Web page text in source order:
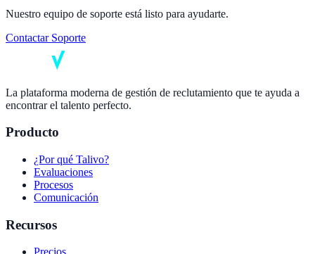
Nuestro equipo de soporte está listo para ayudarte.
Contactar Soporte
La plataforma moderna de gestión de reclutamiento que te ayuda a
encontrar el talento perfecto.
Producto
¿Por qué Talivo?
Evaluaciones
Procesos
Comunicación
Recursos